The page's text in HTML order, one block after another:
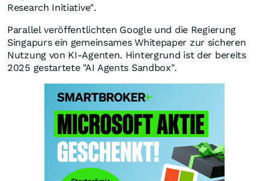
Research Initiative".
Parallel veröffentlichten Google und die Regierung
Singapurs ein gemeinsames Whitepaper zur sicheren
Nutzung von KI-Agenten. Hintergrund ist der bereits
2025 gestartete "AI Agents Sandbox".